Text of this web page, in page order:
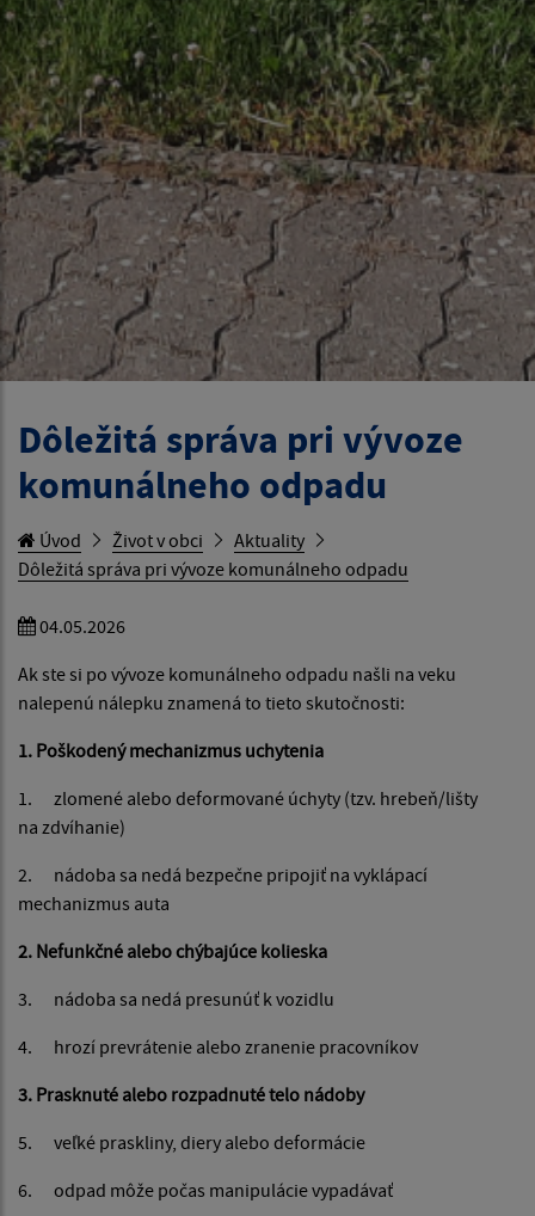
Dôležitá správa pri vývoze
komunálneho odpadu
Úvod Život v obci
Aktuality
Dôležitá správa pri vývoze komunálneho odpadu
04.05.2026
Ak ste si po vývoze komunálneho odpadu našli na veku
nalepenú nálepku znamená to tieto skutočnosti:
1. Poškodený mechanizmus uchytenia
1. zlomené alebo deformované úchyty (tzv. hrebeň/lišty
na zdvíhanie)
2. nádoba sa nedá bezpečne pripojiť na vyklápací
mechanizmus auta
2. Nefunkčné alebo chýbajúce kolieska
3. nádoba sa nedá presunúť k vozidlu
4. hrozí prevrátenie alebo zranenie pracovníkov
3. Prasknuté alebo rozpadnuté telo nádoby
5. veľké praskliny, diery alebo deformácie
6. odpad môže počas manipulácie vypadávať